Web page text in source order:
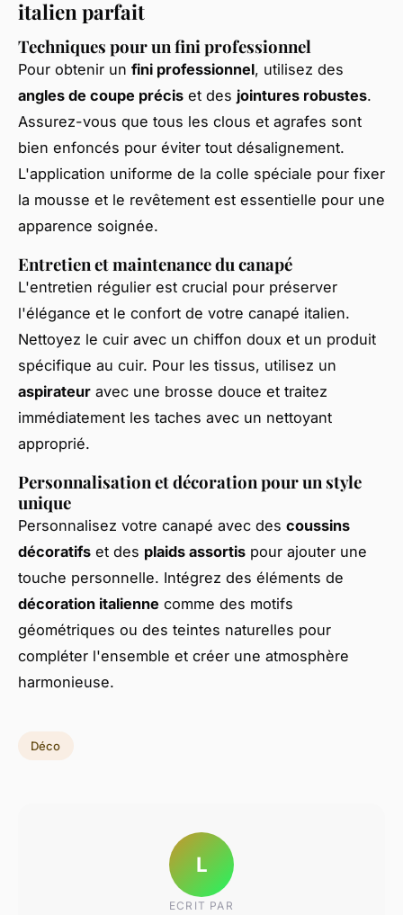
italien parfait
Techniques pour un fini professionnel
Pour obtenir un fini professionnel, utilisez des
angles de coupe précis et des jointures robustes.
Assurez-vous que tous les clous et agrafes sont
bien enfoncés pour éviter tout désalignement.
L'application uniforme de la colle spéciale pour fixer
la mousse et le revêtement est essentielle pour une
apparence soignée.
Entretien et maintenance du canapé
L'entretien régulier est crucial pour préserver
l'élégance et le confort de votre canapé italien.
Nettoyez le cuir avec un chiffon doux et un produit
spécifique au cuir. Pour les tissus, utilisez un
aspirateur avec une brosse douce et traitez
immédiatement les taches avec un nettoyant
approprié.
Personnalisation et décoration pour un style
unique
Personnalisez votre canapé avec des coussins
décoratifs et des plaids assortis pour ajouter une
touche personnelle. Intégrez des éléments de
décoration italienne comme des motifs
géométriques ou des teintes naturelles pour
compléter l'ensemble et créer une atmosphère
harmonieuse.
Déco
L
ECRIT PAR